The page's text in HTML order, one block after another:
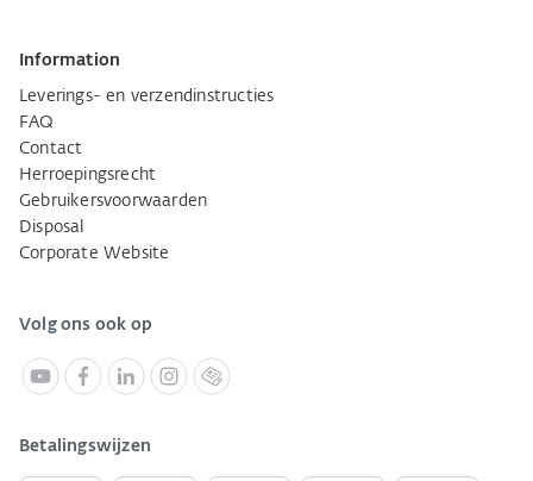
Information
Leverings- en verzendinstructies
FAQ
Contact
Herroepingsrecht
Gebruikersvoorwaarden
Disposal
Corporate Website
Volg ons ook op
Betalingswijzen